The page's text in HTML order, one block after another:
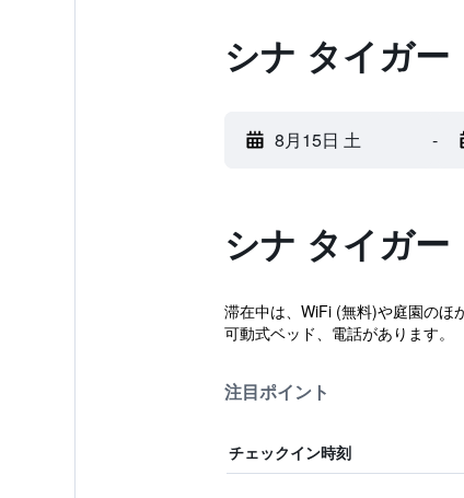
シナ タイガ
8月15日 土 -
シナ タイガ
滞在中は、WiFi (無料)や庭園のほ
可動式ベッド、電話があります。
注目ポイント
チェックイン時刻